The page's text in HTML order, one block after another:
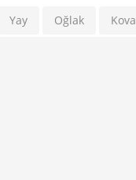
Yay Oğlak Kova